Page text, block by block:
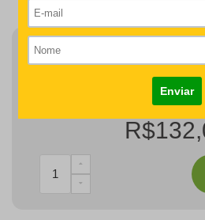
Finalizar Pedido
Detalhes como centralização e
desenho/nome serão revisados na